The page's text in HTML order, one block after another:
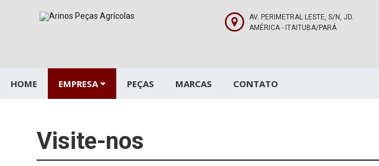
AV. PERIMETRAL LESTE, S/N, JD.
AMÉRICA - ITAITUBA/PARÁ
HOME EMPRESA PEÇAS MARCAS CONTATO
Visite-nos